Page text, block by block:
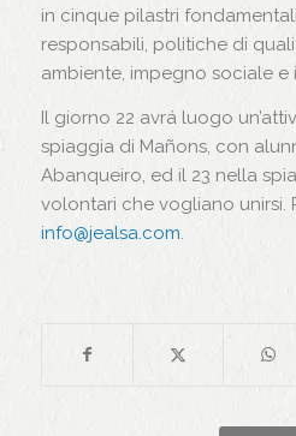
in cinque pilastri
responsabili, politiche di
ambiente, impegno sociale e
Il giorno 22 avrá luogo
spiaggia di Mañons, con
Abanqueiro, ed il 23 nella
volontari che vogliano unirsi.
info@jealsa.com.